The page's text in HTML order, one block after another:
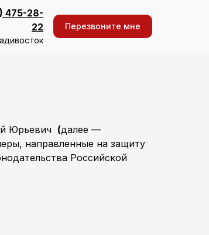
475-28-
22
Перезвоните мне
Юрьевич (далее —
направленные на защиту
Российской